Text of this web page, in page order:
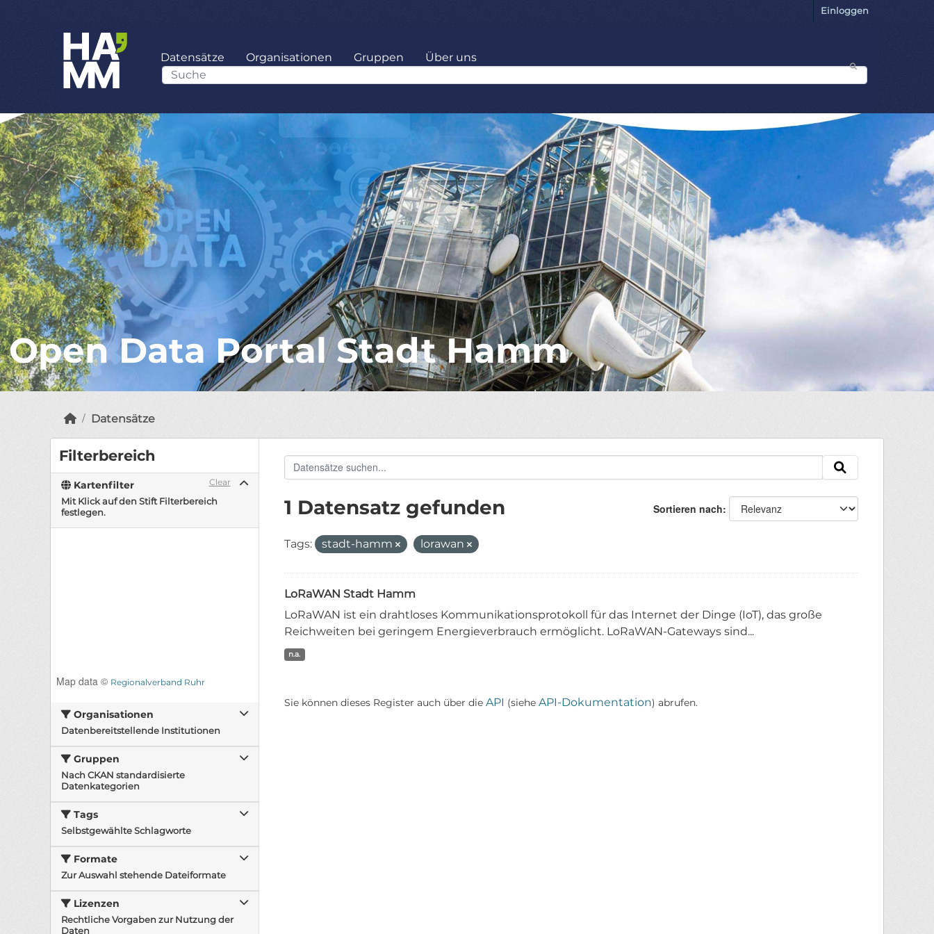
Einloggen
Datensätze Organisationen Gruppen Über uns
Open Data Portal Stadt Hamm
Datensätze
Filterbereich
Clear
Kartenfilter
Mit Klick auf den Stift Filterbereich
festlegen.
Map data © Regionalverband Ruhr
Organisationen
Datenbereitstellende Institutionen
Gruppen
Nach CKAN standardisierte
Datenkategorien
Tags
Selbstgewählte Schlagworte
Formate
Zur Auswahl stehende Dateiformate
Lizenzen
Rechtliche Vorgaben zur Nutzung der
Daten
Sortieren nach
1 Datensatz gefunden
Tags: stadt-hamm lorawan
LoRaWAN Stadt Hamm
LoRaWAN ist ein drahtloses Kommunikationsprotokoll für das Internet der Dinge (IoT), das große
Reichweiten bei geringem Energieverbrauch ermöglicht. LoRaWAN-Gateways sind...
n.a.
Sie können dieses Register auch über die API (siehe API-Dokumentation) abrufen.